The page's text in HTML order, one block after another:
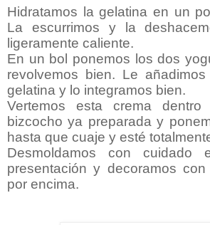
Hidratamos la gelatina en un
La escurrimos y la
ligeramente caliente.
En un bol ponemos los dos
revolvemos bien. Le
gelatina y lo integramos bien.
Vertemos esta crema
bizcocho ya preparada y
hasta que cuaje y esté
Desmoldamos con
presentación y decoramos
por encima.